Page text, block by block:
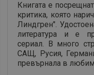
Книгата е
критика, която
Линдгрен".
литература и е
сериал. В много
САЩ, Русия,
превърнала в